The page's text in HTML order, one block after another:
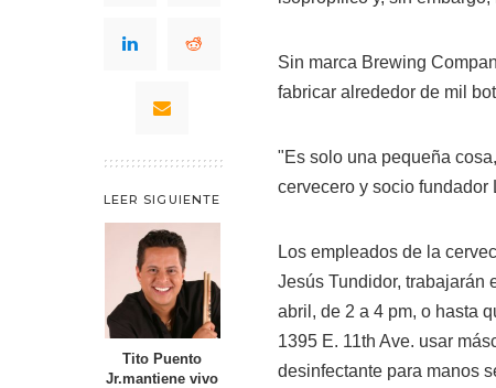
LEER SIGUIENTE
Tito Puento
Jr.mantiene vivo
Sin marca Brewing
fabricar alrededor de mil
"Es solo una pequeña
cervecero y socio fundador
Los empleados de la
Jesús Tundidor, trabajarán
abril, de 2 a 4 pm, o hasta
1395 E. 11th Ave. usar
desinfectante para manos